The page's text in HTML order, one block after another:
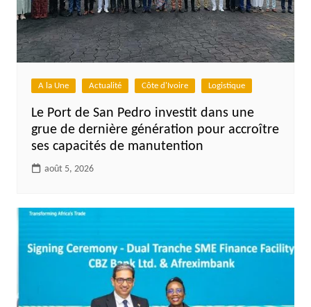
A la Une Actualité Côte d'Ivoire Logistique
Le Port de San Pedro investit dans une
grue de dernière génération pour accroître
ses capacités de manutention
août 5, 2026